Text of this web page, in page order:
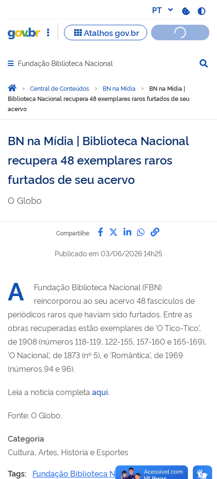
Abrir menu principal de navegação
Fundação Biblioteca Nacional
Você está aqui:
Página Inicial
Central de Conteúdos BN na Mídia
BN na Mídia |
Biblioteca Nacional recupera 48 exemplares raros furtados de seu
acervo
BN na Mídia | Biblioteca Nacional
recupera 48 exemplares raros
furtados de seu acervo
O Globo
Compartilhe: Compartilhe por Facebook
Compartilhe por Twitter
Compartilhe por
Compartilhe
link para
Publicado em 03/06/2026 14h25
A
Fundação Biblioteca Nacional (FBN)
reincorporou ao seu acervo 48 fascículos de
periódicos raros que haviam sido furtados. Entre as
obras recuperadas estão exemplares de 'O Tico-Tico',
de 1908 (números 118-119, 122-155, 157-160 e 165-169),
'O Nacional', de 1873 (nº 5), e 'Romântica', de 1969
(números 94 e 96).
Leia a notícia completa aqui.
Fonte: O Globo.
Categoria
Cultura, Artes, História e Esportes
Tags:
Fundação Biblioteca Nacional
Biblioteca